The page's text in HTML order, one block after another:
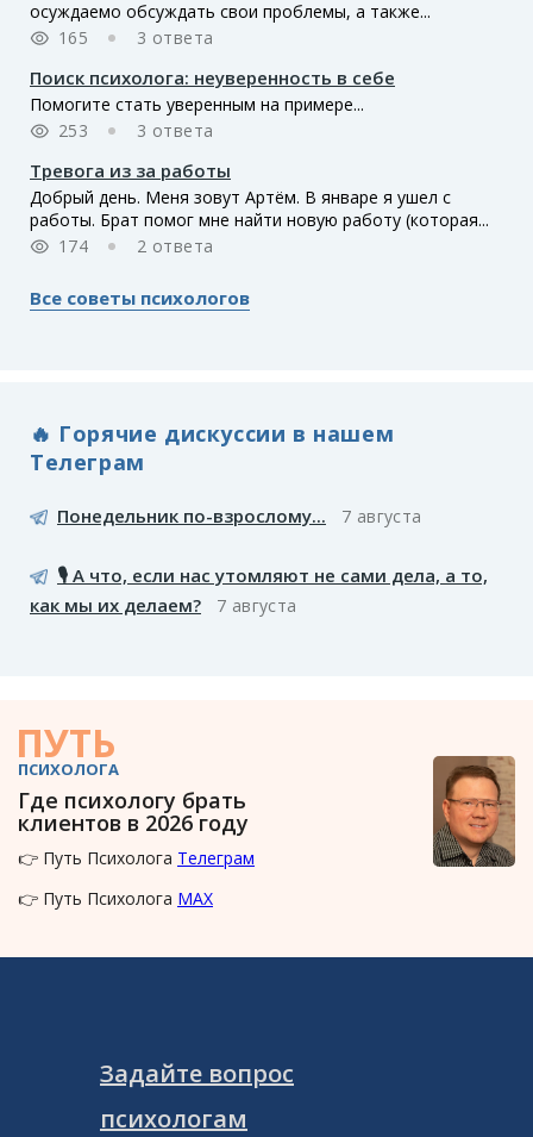
осуждаемо обсуждать свои проблемы, а также...
165
3 ответа
Поиск психолога: неуверенность в себе
Помогите стать уверенным на примере...
253
3 ответа
Тревога из за работы
Добрый день. Меня зовут Артём. В январе я ушел с
работы. Брат помог мне найти новую работу (которая...
174
2 ответа
Все советы психологов
🔥 Горячие дискуссии в нашем
Телеграм
Понедельник по-взрослому... 7 августа
🎙️ А что, если нас утомляют не сами дела, а то,
как мы их делаем?
7 августа
ПУТЬ
ПСИХОЛОГА
Где психологу брать
клиентов в 2026 году
👉 Путь Психолога Телеграм
👉 Путь Психолога MAX
Задайте вопрос
психологам